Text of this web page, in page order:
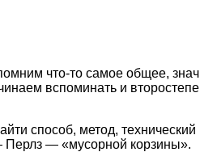
что-то самое общее,
вспоминать и
способ, метод,
Перлз — «мусорной корзины».